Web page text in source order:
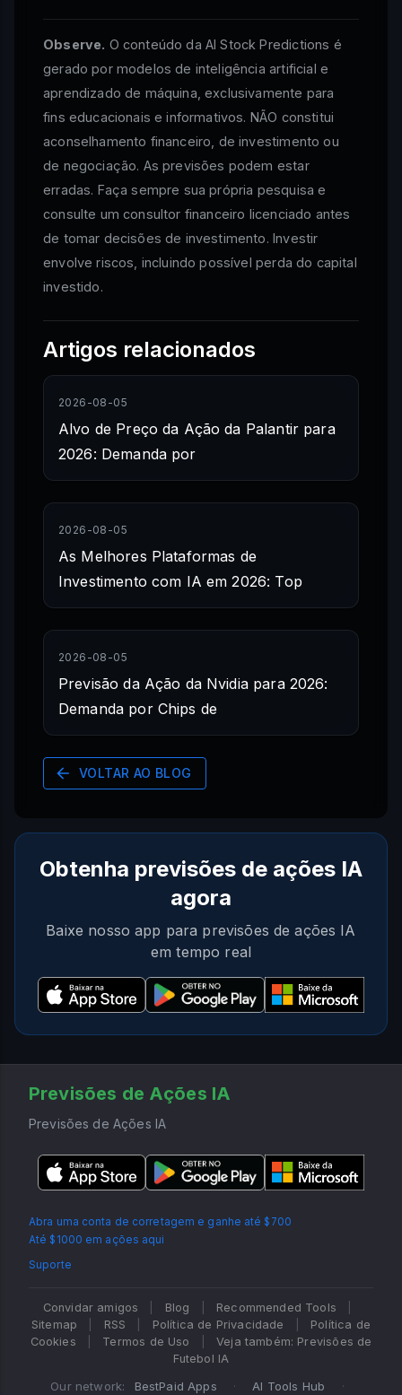
Observe. O conteúdo da AI Stock Predictions é
gerado por modelos de inteligência artificial e
aprendizado de máquina, exclusivamente para
fins educacionais e informativos. NÃO constitui
aconselhamento financeiro, de investimento ou
de negociação. As previsões podem estar
erradas. Faça sempre sua própria pesquisa e
consulte um consultor financeiro licenciado antes
de tomar decisões de investimento. Investir
envolve riscos, incluindo possível perda do capital
investido.
Artigos relacionados
2026-08-05
Alvo de Preço da Ação da Palantir para
2026: Demanda por
2026-08-05
As Melhores Plataformas de
Investimento com IA em 2026: Top
2026-08-05
Previsão da Ação da Nvidia para 2026:
Demanda por Chips de
VOLTAR AO BLOG
Obtenha previsões de ações IA
agora
Baixe nosso app para previsões de ações IA
em tempo real
Previsões de Ações IA
Previsões de Ações IA
Abra uma conta de corretagem e ganhe até $700
Até $1000 em ações aqui
Suporte
Convidar amigos Blog Recommended Tools
Sitemap
RSS Política de Privacidade
Política de
Cookies
Termos de Uso
Veja também: Previsões de
Futebol IA
Our network: BestPaid Apps · AI Tools Hub ·